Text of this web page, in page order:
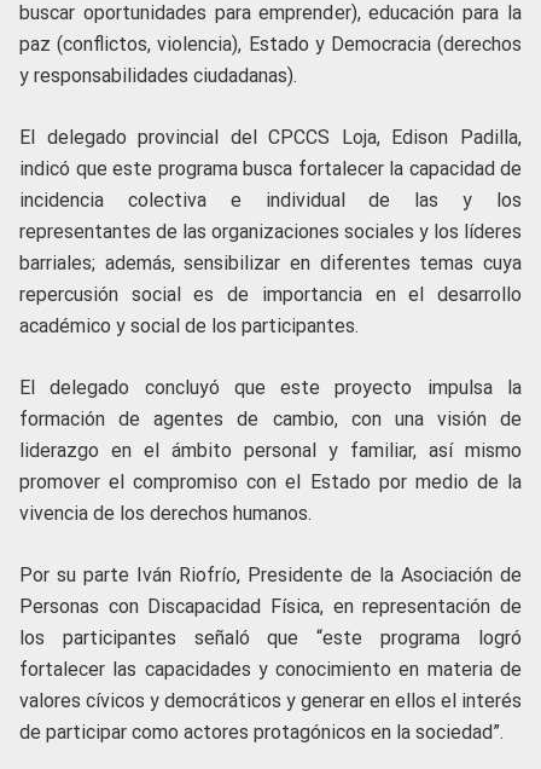
buscar oportunidades para emprender), educación para la
paz (conflictos, violencia), Estado y Democracia (derechos
y responsabilidades ciudadanas).
El delegado provincial del CPCCS Loja, Edison Padilla,
indicó que este programa busca fortalecer la capacidad de
incidencia colectiva e individual de las y los
representantes de las organizaciones sociales y los líderes
barriales; además, sensibilizar en diferentes temas cuya
repercusión social es de importancia en el desarrollo
académico y social de los participantes.
El delegado concluyó que este proyecto impulsa la
formación de agentes de cambio, con una visión de
liderazgo en el ámbito personal y familiar, así mismo
promover el compromiso con el Estado por medio de la
vivencia de los derechos humanos.
Por su parte Iván Riofrío, Presidente de la Asociación de
Personas con Discapacidad Física, en representación de
los participantes señaló que “este programa logró
fortalecer las capacidades y conocimiento en materia de
valores cívicos y democráticos y generar en ellos el interés
de participar como actores protagónicos en la sociedad”.